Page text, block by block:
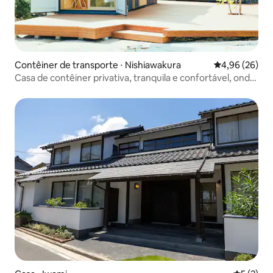
Contêiner de transporte ⋅ Nishiawakura 4,96 de uma
4,96 (26)
Casa de contêiner privativa, tranquila e confortável, onde
[Desconto para estadias consecutivas]